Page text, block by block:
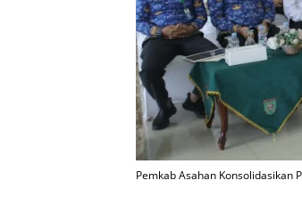
Pemkab Asahan Konsolidasikan